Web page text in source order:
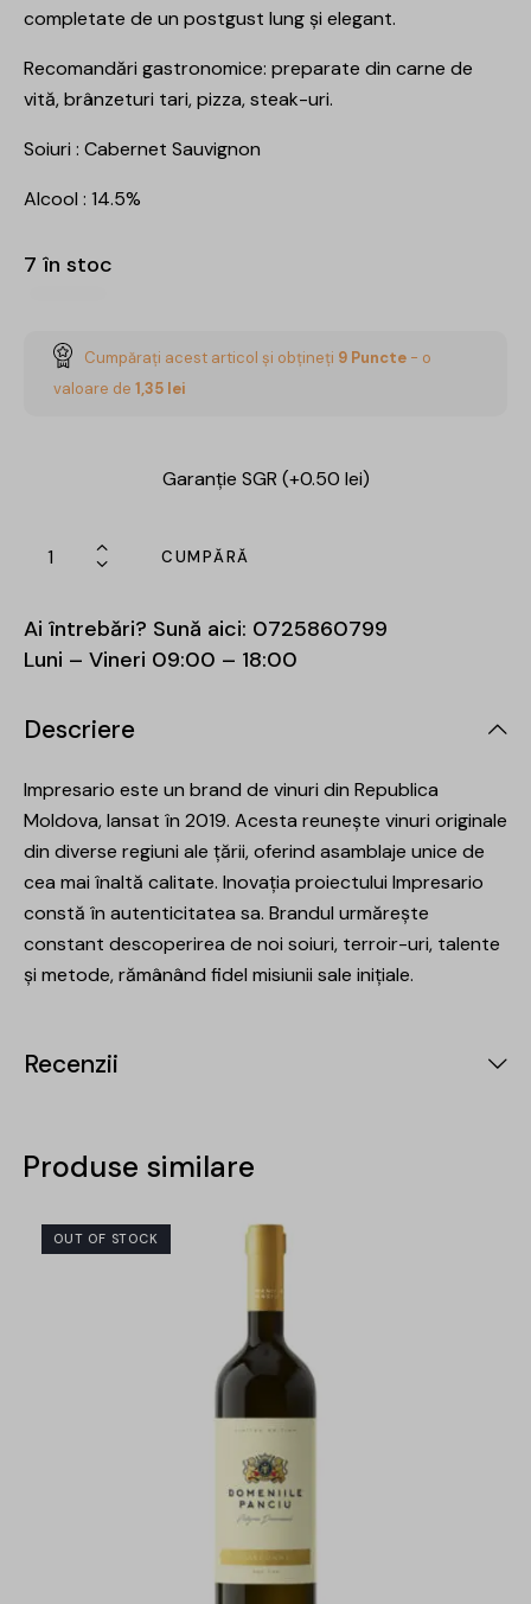
completate de un postgust lung și elegant.
Recomandări gastronomice: preparate din carne de
vită, brânzeturi tari, pizza, steak-uri.
Soiuri : Cabernet Sauvignon
Alcool : 14.5%
7 în stoc
Cumpărați acest articol și obțineți 9 Puncte - o
valoare de 1,35 lei
Garanție SGR (+0.50 lei)
CUMPĂRĂ
Ai întrebări? Sună aici: 0725860799
Luni – Vineri 09:00 – 18:00
Descriere
Impresario este un brand de vinuri din Republica
Moldova, lansat în 2019. Acesta reunește vinuri originale
din diverse regiuni ale țării, oferind asamblaje unice de
cea mai înaltă calitate. Inovația proiectului Impresario
constă în autenticitatea sa. Brandul urmărește
constant descoperirea de noi soiuri, terroir-uri, talente
și metode, rămânând fidel misiunii sale inițiale.
Recenzii
Produse similare
OUT OF STOCK